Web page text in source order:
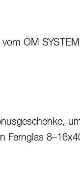
OM SYSTEM
Fernglas